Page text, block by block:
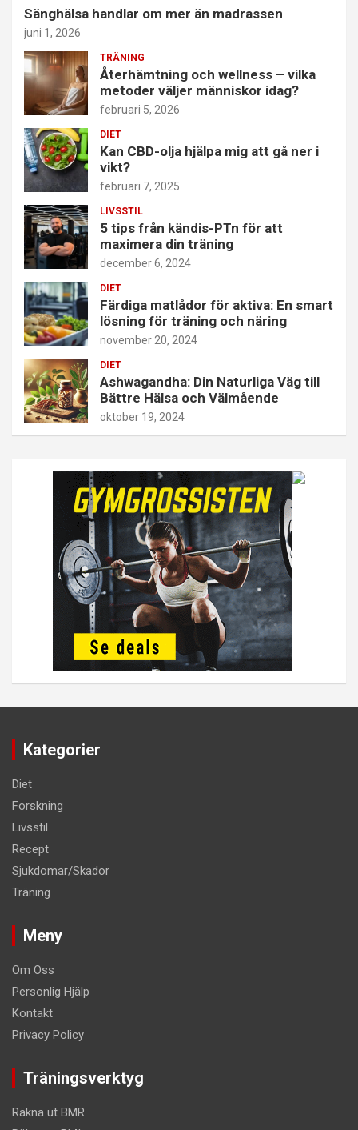
Sänghälsa handlar om mer än madrassen
juni 1, 2026
TRÄNING
Återhämtning och wellness – vilka
metoder väljer människor idag?
februari 5, 2026
DIET
Kan CBD-olja hjälpa mig att gå ner i
vikt?
februari 7, 2025
LIVSSTIL
5 tips från kändis-PTn för att
maximera din träning
december 6, 2024
DIET
Färdiga matlådor för aktiva: En smart
lösning för träning och näring
november 20, 2024
DIET
Ashwagandha: Din Naturliga Väg till
Bättre Hälsa och Välmående
oktober 19, 2024
Kategorier
Diet
Forskning
Livsstil
Recept
Sjukdomar/Skador
Träning
Meny
Om Oss
Personlig Hjälp
Kontakt
Privacy Policy
Träningsverktyg
Räkna ut BMR